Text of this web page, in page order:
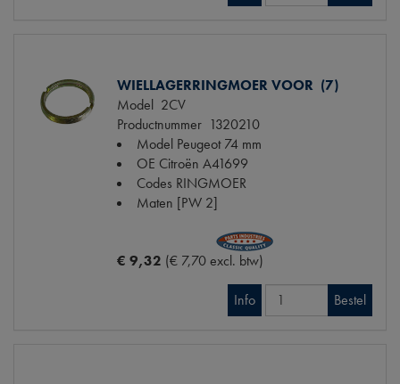
WIELLAGERRINGMOER VOOR (7)
Model 2CV
Productnummer 1320210
Model Peugeot 74 mm
OE Citroën A41699
Codes RINGMOER
Maten [PW 2]
€ 9,32 (€ 7,70 excl. btw)
Info Bestel